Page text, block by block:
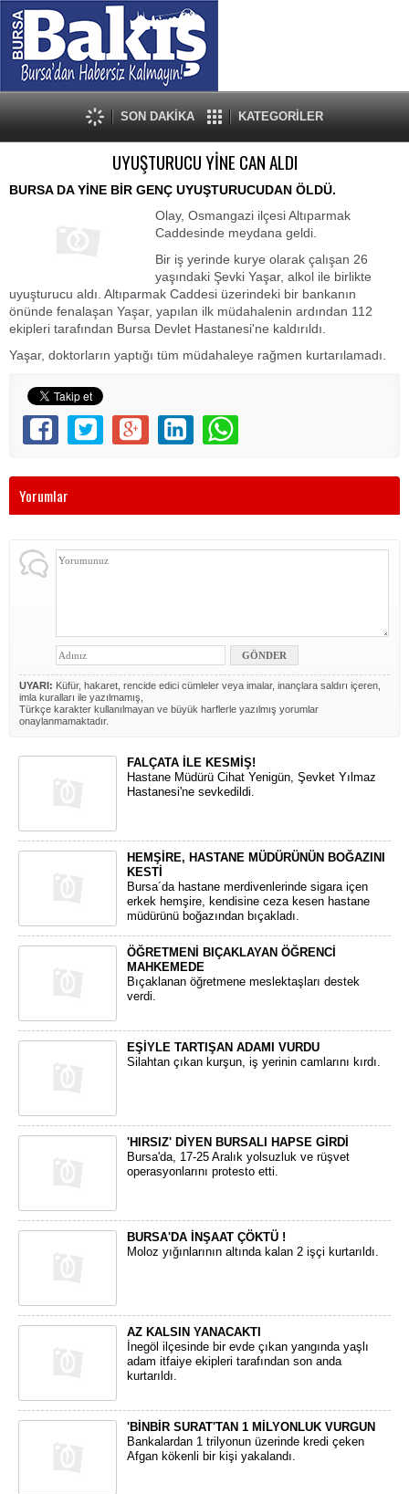
SON DAKİKA KATEGORİLER
UYUŞTURUCU YİNE CAN ALDI
BURSA DA YİNE BİR GENÇ UYUŞTURUCUDAN ÖLDÜ.
Olay, Osmangazi ilçesi Altıparmak
Caddesinde meydana geldi.
Bir iş yerinde kurye olarak çalışan 26
yaşındaki Şevki Yaşar, alkol ile birlikte
uyuşturucu aldı. Altıparmak Caddesi üzerindeki bir bankanın
önünde fenalaşan Yaşar, yapılan ilk müdahalenin ardından 112
ekipleri tarafından Bursa Devlet Hastanesi'ne kaldırıldı.
Yaşar, doktorların yaptığı tüm müdahaleye rağmen kurtarılamadı.
Yorumlar
UYARI: Küfür, hakaret, rencide edici cümleler veya imalar, inançlara saldırı içeren,
imla kuralları ile yazılmamış,
Türkçe karakter kullanılmayan ve büyük harflerle yazılmış yorumlar
onaylanmamaktadır.
FALÇATA İLE KESMİŞ!
Hastane Müdürü Cihat Yenigün, Şevket Yılmaz
Hastanesi'ne sevkedildi.
HEMŞİRE, HASTANE MÜDÜRÜNÜN BOĞAZINI
KESTİ
Bursa´da hastane merdivenlerinde sigara içen
erkek hemşire, kendisine ceza kesen hastane
müdürünü boğazından bıçakladı.
ÖĞRETMENİ BIÇAKLAYAN ÖĞRENCİ
MAHKEMEDE
Bıçaklanan öğretmene meslektaşları destek
verdi.
EŞİYLE TARTIŞAN ADAMI VURDU
Silahtan çıkan kurşun, iş yerinin camlarını kırdı.
'HIRSIZ' DİYEN BURSALI HAPSE GİRDİ
Bursa'da, 17-25 Aralık yolsuzluk ve rüşvet
operasyonlarını protesto etti.
BURSA'DA İNŞAAT ÇÖKTÜ !
Moloz yığınlarının altında kalan 2 işçi kurtarıldı.
AZ KALSIN YANACAKTI
İnegöl ilçesinde bir evde çıkan yangında yaşlı
adam itfaiye ekipleri tarafından son anda
kurtarıldı.
'BİNBİR SURAT'TAN 1 MİLYONLUK VURGUN
Bankalardan 1 trilyonun üzerinde kredi çeken
Afgan kökenli bir kişi yakalandı.